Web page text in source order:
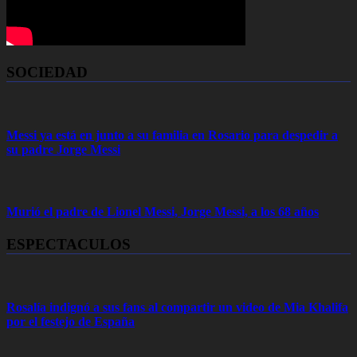
SOCIEDAD
Messi ya está en junto a su familia en Rosario para despedir a
su padre Jorge Messi
Murió el padre de Lionel Messi, Jorge Messi, a los 68 años
ESPECTACULOS
Rosalía indignó a sus fans al compartir un video de Mia Khalifa
por el festejo de España